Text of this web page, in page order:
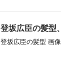
登坂広臣の髪型
登坂広臣の髪型 画